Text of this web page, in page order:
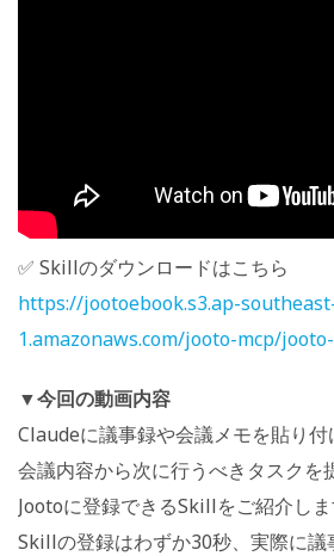
✅ Skillのダウンロードはこちら
https://jootoebook.s3.ap-
1.amazonaws.com/jooto-mcp/
▼今回の動画内容
Claudeに議事録や会議メモを貼り付
会議内容から次に行うべきタスクを
Jootoに登録できるSkillをご紹介しま
Skillの登録はわずか30秒、実際に議